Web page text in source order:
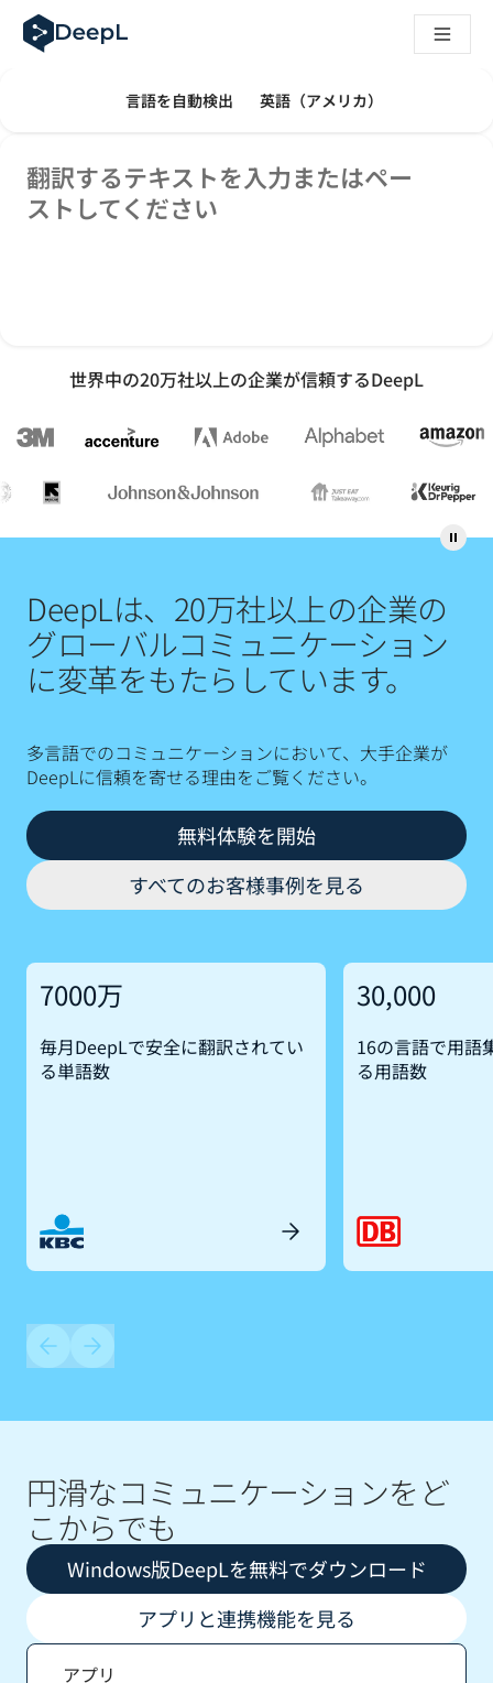
AIエージェント向けDeepL
DeepL Translation Flow：主要なユースケースや連携機能
How we brought Swiss German to DeepL
Translation Flowのご紹介：あらゆるチームの翻訳ワー
DeepLにおける翻訳品質評価の構築方法
高品質なテキスト翻訳からリアルタイム音声翻訳までを支
Building an instantly accessible voice demo with DeepL
翻訳モード
テキストの翻訳原文の言語を選んでください。次の言語が選
言語を自動検出 訳文の言語を選んでく
英語（アメリカ）
翻訳するテキストを入力またはペー
ストしてください
世界中の20万社以上の企業が信頼するDeepL
DeepLは、20万社以上の企業の
グローバルコミュニケーション
に変革をもたらしています。
多言語でのコミュニケーションにおいて、大手企業が
DeepLに信頼を寄せる理由をご覧ください。
無料体験を開始
すべてのお客様事例を見る
7000万
毎月DeepLで安全に翻訳されてい
る単語数
30,000
16の言語で用語
る用語数
円滑なコミュニケーションをど
こからでも
アプリ
Windows版DeepLを無料でダウンロード
アプリと連携機能を見る